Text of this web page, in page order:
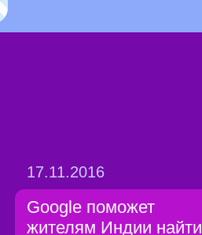
17.11.2016
Google поможет
жителям Индии найти